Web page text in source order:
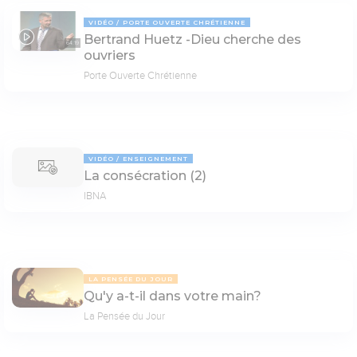
64:19
VIDÉO PORTE OUVERTE CHRÉTIENNE
Bertrand Huetz -Dieu cherche des
ouvriers
Porte Ouverte Chrétienne
VIDÉO ENSEIGNEMENT
La consécration (2)
IBNA
LA PENSÉE DU JOUR
Qu'y a-t-il dans votre main?
La Pensée du Jour